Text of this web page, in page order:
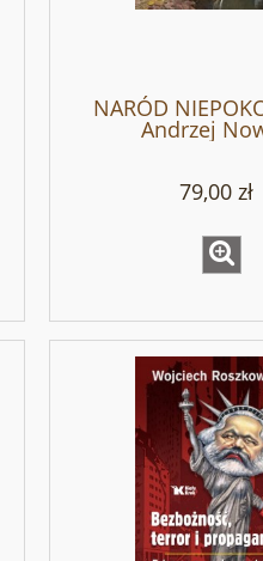
NARÓD
Andrzej
79,00 zł